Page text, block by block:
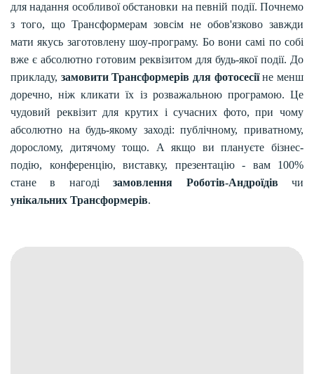
для надання особливої обстановки на певній події. Почнемо
з того, що Трансформерам зовсім не обов'язково завжди
мати якусь заготовлену шоу-програму. Бо вони самі по собі
вже є абсолютно готовим реквізитом для будь-якої події. До
прикладу, замовити Трансформерів для фотосесіїне менш
доречно, ніж кликати їх із розважальною програмою. Це
чудовий реквізит для крутих і сучасних фото, при чому
абсолютно на будь-якому заході: публічному, приватному,
дорослому, дитячому тощо. А якщо ви плануєте бізнес-
подію, конференцію, виставку, презентацію - вам 100%
стане в нагодізамовлення Роботів-Андроїдів чи
унікальних Трансформерів.